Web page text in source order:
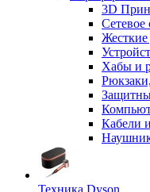
3D
Сетевое
Жесткие
Хабы и
Кабели
Техника Dyson